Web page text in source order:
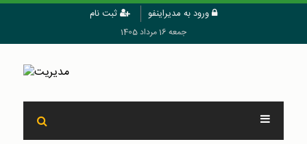
ورود به مدیراینفو ثبت نام
جمعه 16 مرداد 1405